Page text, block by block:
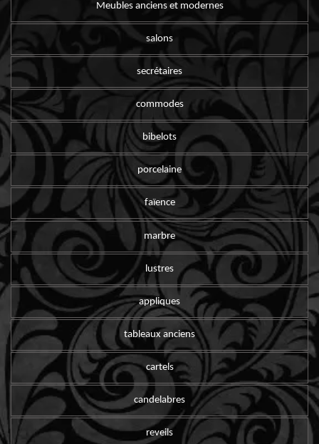
Meubles anciens et modernes
salons
secrétaires
commodes
bibelots
porcelaine
faïence
marbre
lustres
appliques
tableaux anciens
cartels
candelabres
reveils